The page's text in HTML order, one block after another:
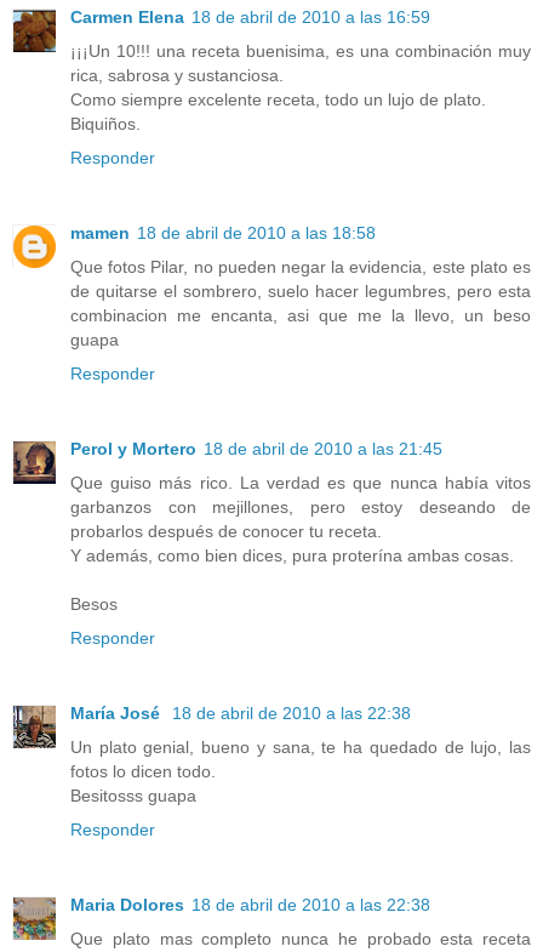
Carmen Elena 18 de abril de 2010 a las 16:59
¡¡¡Un 10!!! una receta buenisima, es una combinación muy
rica, sabrosa y sustanciosa.
Como siempre excelente receta, todo un lujo de plato.
Biquiños.
Responder
mamen 18 de abril de 2010 a las 18:58
Que fotos Pilar, no pueden negar la evidencia, este plato es
de quitarse el sombrero, suelo hacer legumbres, pero esta
combinacion me encanta, asi que me la llevo, un beso
guapa
Responder
Perol y Mortero 18 de abril de 2010 a las 21:45
Que guiso más rico. La verdad es que nunca había vitos
garbanzos con mejillones, pero estoy deseando de
probarlos después de conocer tu receta.
Y además, como bien dices, pura proterína ambas cosas.
Besos
Responder
María José
18 de abril de 2010 a las 22:38
Un plato genial, bueno y sana, te ha quedado de lujo, las
fotos lo dicen todo.
Besitosss guapa
Responder
Maria Dolores 18 de abril de 2010 a las 22:38
Que plato mas completo nunca he probado esta receta